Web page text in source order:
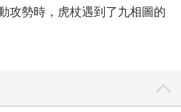
勢時，虎杖遇到了九相圖的